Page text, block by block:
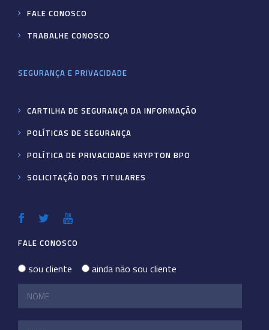
FALE CONOSCO
TRABALHE CONOSCO
SEGURANÇA E PRIVACIDADE
CARTILHA DE SEGURANÇA DA INFORMAÇÃO
POLÍTICAS DE SEGURANÇA
POLÍTICA DE PRIVACIDADE KRYPTON BPO
SOLICITAÇÃO DOS TITULARES
FALE CONOSCO
sou cliente ainda não sou cliente